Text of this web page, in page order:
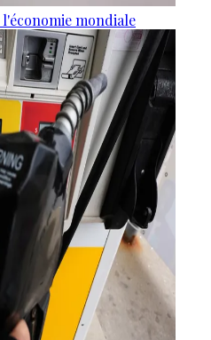
mondiale